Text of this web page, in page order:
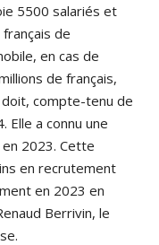
5500 salariés et
de
en cas de
de français,
compte-tenu de
a connu une
2023. Cette
en recrutement
en 2023 en
Berrivin, le